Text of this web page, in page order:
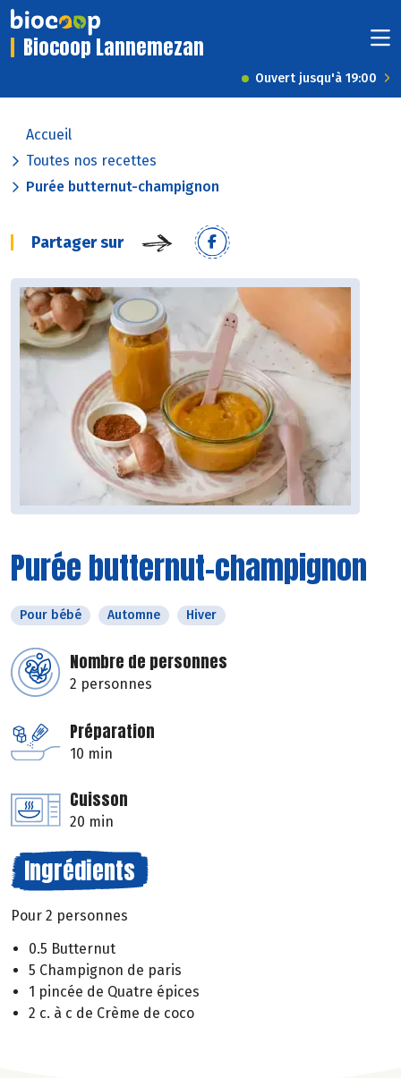
Biocoop Lannemezan
Ouvert jusqu'à 19:00
Accueil
Toutes nos recettes
Purée butternut-champignon
Partager sur
Purée butternut-champignon
Pour bébé Automne Hiver
Nombre de personnes
2 personnes
Préparation
10 min
Cuisson
20 min
Ingrédients
Pour 2 personnes
0.5 Butternut
5 Champignon de paris
1 pincée de Quatre épices
2 c. à c de Crème de coco